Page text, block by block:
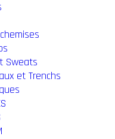
Sweats
et Trenchs